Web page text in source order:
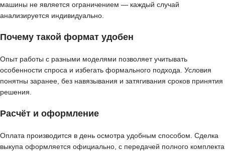
машины не является ограничением — каждый случай
анализируется индивидуально.
Почему такой формат удобен
Опыт работы с разными моделями позволяет учитывать
особенности спроса и избегать формального подхода. Условия
понятны заранее, без навязывания и затягивания сроков принятия
решения.
Расчёт и оформление
Оплата производится в день осмотра удобным способом. Сделка
выкупа оформляется официально, с передачей полного комплекта